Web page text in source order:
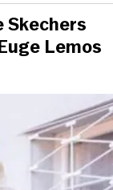
Skechers
Lemos